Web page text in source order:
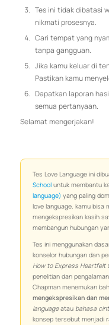
Tes ini tidak dibatasi
nikmati prosesnya.
Cari tempat yang
tanpa gangguan.
Jika kamu keluar di
Pastikan kamu
Dapatkan laporan
semua pertanyaan.
Selamat mengerjakan!
Tes Love Language ini
School untuk membantu
language) yang paling
love language, kamu bisa
mengekspresikan kasih
membangun hubungan
Tes ini menggunakan
konselor hubungan dan
How to Express Heartfelt
penelitian dan
Chapman menemukan
mengekspresikan dan
languageatau bahasa
konsep tersebut menjadi